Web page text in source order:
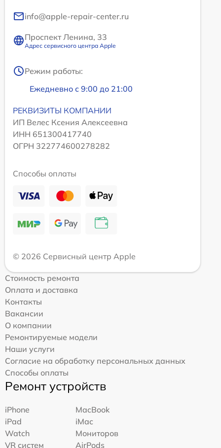
info@apple-repair-center.ru
Проспект Ленина, 33
Адрес сервисного центра Apple
Режим работы:
Ежедневно с 9:00 до 21:00
РЕКВИЗИТЫ КОМПАНИИ
ИП Велес Ксения Алексеевна
ИНН 651300417740
ОГРН 322774600278282
Способы оплаты
© 2026 Сервисный центр Apple
Стоимость ремонта
Оплата и доставка
Контакты
Вакансии
О компании
Ремонтируемые модели
Наши услуги
Согласие на обработку персональных данных
Способы оплаты
Ремонт устройств
iPhone
MacBook
iPad
iMac
Watch
Мониторов
VR систем
AirPods